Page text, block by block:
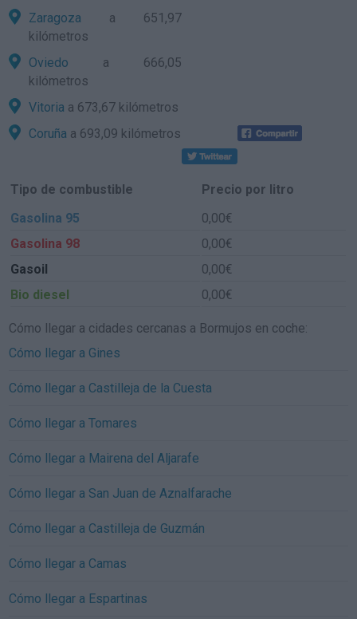
Zaragoza a 651,97
kilómetros
Oviedo a 666,05
kilómetros
Vitoria a 673,67 kilómetros
Coruña a 693,09 kilómetros
Tipo de combustible
Precio por litro
Gasolina 95
0,00€
Gasolina 98
0,00€
Gasoil
0,00€
Bio diesel
0,00€
Cómo llegar a cidades cercanas a Bormujos en coche:
Cómo llegar a Gines
Cómo llegar a Castilleja de la Cuesta
Cómo llegar a Tomares
Cómo llegar a Mairena del Aljarafe
Cómo llegar a San Juan de Aznalfarache
Cómo llegar a Castilleja de Guzmán
Cómo llegar a Camas
Cómo llegar a Espartinas